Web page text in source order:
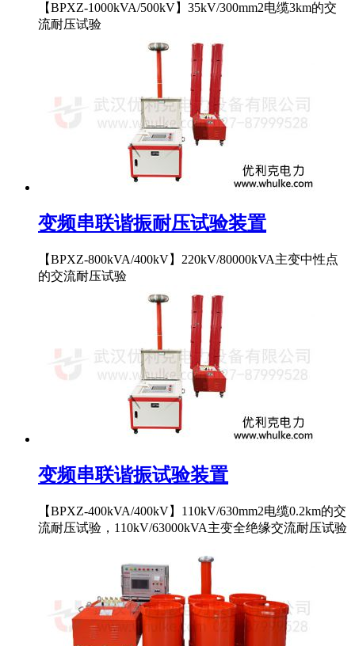
【BPXZ-1000kVA/500kV】35kV/300mm2电缆3km的交
流耐压试验
变频串联谐振耐压试验装置
【BPXZ-800kVA/400kV】220kV/80000kVA主变中性点
的交流耐压试验
变频串联谐振试验装置
【BPXZ-400kVA/400kV】110kV/630mm2电缆0.2km的交
流耐压试验，110kV/63000kVA主变全绝缘交流耐压试验